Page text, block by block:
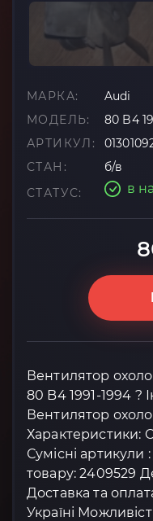
МАРКА:
Audi
МОДЕЛЬ:
80 B4
АРТИКУЛ:
СТАН:
б/в
СТАТУС:
в
Вентилятор
80 B4 1991-1994 ?
Вентилятор
Характеристики:
Сумісні
товару: 2409529
Доставка та
Україні